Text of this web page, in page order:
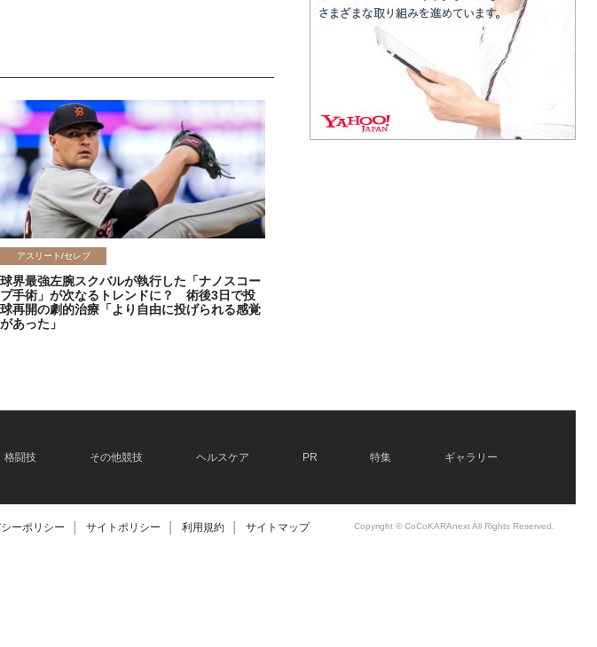
アスリート/セレブ
球界最強左腕スクバルが執行した「ナノスコー
プ手術」が次なるトレンドに？ 術後3日で投
球再開の劇的治療「より自由に投げられる感覚
があった」
格闘技 その他競技 ヘルスケア PR 特集 ギャラリー
ーポリシー サイトポリシー 利用規約 サイトマップ Copyright © CoCoKARAnext All Rights Reserved.